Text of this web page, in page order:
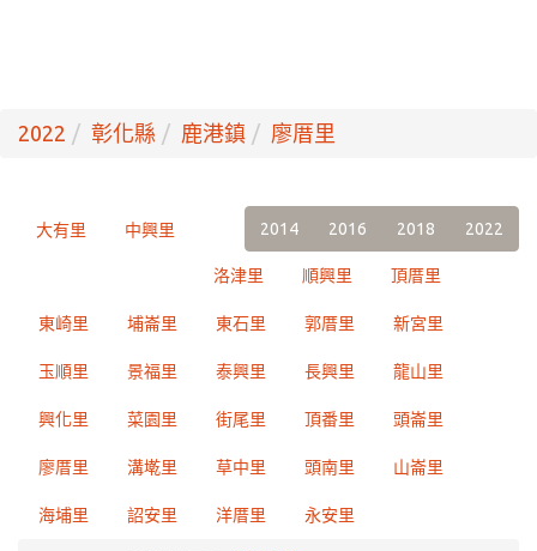
2022 彰化縣 鹿港鎮 廖厝里
2014 2016 2018 2022
大有里 中興里
洛津里 順興里 頂厝里
東崎里 埔崙里 東石里 郭厝里 新宮里
玉順里 景福里 泰興里 長興里 龍山里
興化里 菜園里 街尾里 頂番里 頭崙里
廖厝里 溝墘里 草中里 頭南里 山崙里
海埔里 詔安里 洋厝里 永安里